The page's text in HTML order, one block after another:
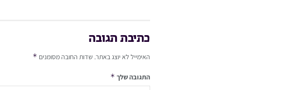
כתיבת תגובה
האימייל לא יוצג באתר. שדות החובה מסומנים *
התגובה שלך *